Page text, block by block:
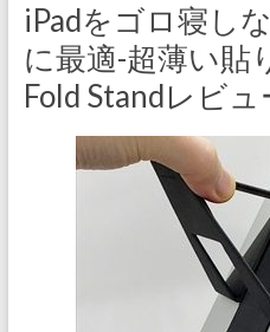
サイ
ト
iPadをゴロ寝し
に最適-超薄い貼
Fold Standレビュ